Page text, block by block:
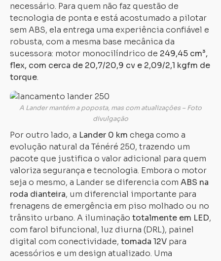
necessário. Para quem não faz questão de
tecnologia de ponta e está acostumado a pilotar
sem ABS, ela entrega uma experiência confiável e
robusta, com a mesma base mecânica da
sucessora: motor monocilíndrico de 249,45 cm³,
flex, com cerca de 20,7/20,9 cv e 2,09/2,1 kgfm de
torque.
A Lander mantém a poposta, mas com atualizações – Foto
divulgação
Por outro lado, a Lander 0 km chega como a
evolução natural da Ténéré 250, trazendo um
pacote que justifica o valor adicional para quem
valoriza segurança e tecnologia. Embora o motor
seja o mesmo, a Lander se diferencia com ABS na
roda dianteira, um diferencial importante para
frenagens de emergência em piso molhado ou no
trânsito urbano. A iluminação totalmente em LED,
com farol bifuncional, luz diurna (DRL), painel
digital com conectividade, tomada 12V para
acessórios e um design atualizado. Uma